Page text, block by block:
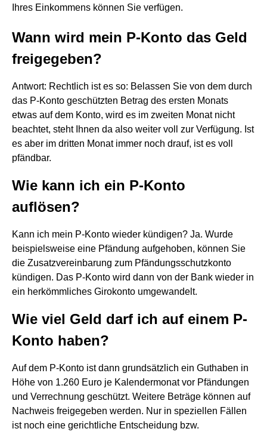
Ihres Einkommens können Sie verfügen.
Wann wird mein P-Konto das Geld
freigegeben?
Antwort: Rechtlich ist es so: Belassen Sie von dem durch
das P-Konto geschützten Betrag des ersten Monats
etwas auf dem Konto, wird es im zweiten Monat nicht
beachtet, steht Ihnen da also weiter voll zur Verfügung. Ist
es aber im dritten Monat immer noch drauf, ist es voll
pfändbar.
Wie kann ich ein P-Konto
auflösen?
Kann ich mein P-Konto wieder kündigen? Ja. Wurde
beispielsweise eine Pfändung aufgehoben, können Sie
die Zusatzvereinbarung zum Pfändungsschutzkonto
kündigen. Das P-Konto wird dann von der Bank wieder in
ein herkömmliches Girokonto umgewandelt.
Wie viel Geld darf ich auf einem P-
Konto haben?
Auf dem P-Konto ist dann grundsätzlich ein Guthaben in
Höhe von 1.260 Euro je Kalendermonat vor Pfändungen
und Verrechnung geschützt. Weitere Beträge können auf
Nachweis freigegeben werden. Nur in speziellen Fällen
ist noch eine gerichtliche Entscheidung bzw.